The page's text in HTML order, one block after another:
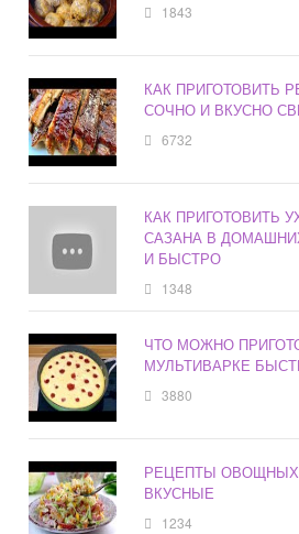
1843
КАК ПРИГОТОВИТЬ
СОЧНО И ВКУСНО
6732
КАК ПРИГОТОВИТЬ
САЗАНА В
И БЫСТРО
1348
ЧТО МОЖНО
МУЛЬТИВАРКЕ
3880
РЕЦЕПТЫ
ВКУСНЫЕ
1234